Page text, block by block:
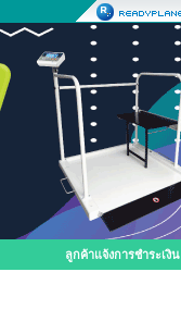
ลูกค้าแจ้งการชำระเงิน